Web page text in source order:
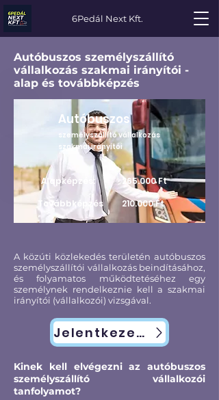
6Pedál Next Kft.
Autóbuszos személyszállító
vállalkozás szakmai irányítói -
alap és továbbképzés
Autóbuszos
személyszállító vállalkozás
szakmai irányítói
Alapképzés:
Továbbképzés
:
265.000 Ft
210.000 Ft
A közúti közlekedés területén autóbuszos
személyszállítói vállalkozás beindításához,
és folyamatos működtetéséhez egy
személynek rendelkeznie kell a szakmai
irányítói (vállalkozói) vizsgával.
Jelentkezem
Kinek kell elvégezni az autóbuszos
személyszállító vállalkozói
tanfolyamot?